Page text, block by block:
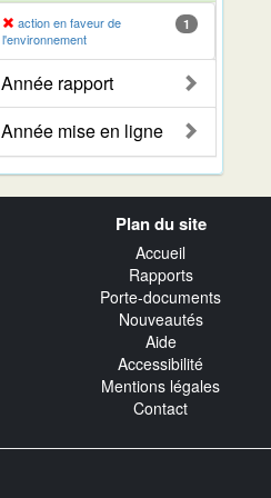
action en faveur de
l'environnement
1
Année rapport
Année mise en ligne
Plan du site
Accueil
Rapports
Porte-documents
Nouveautés
Aide
Accessibilité
Mentions légales
Contact